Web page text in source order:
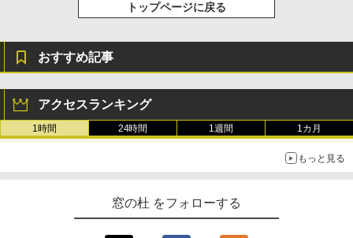
トップページに戻る
おすすめ記事
アクセスランキング
1時間 24時間 1週間 1カ月
もっと見る
窓の杜 をフォローする